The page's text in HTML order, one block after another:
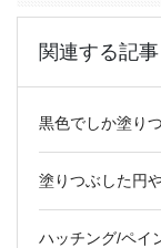
関連する記事
黒色でしか塗り
塗りつぶした円
ハッチング/ペイ